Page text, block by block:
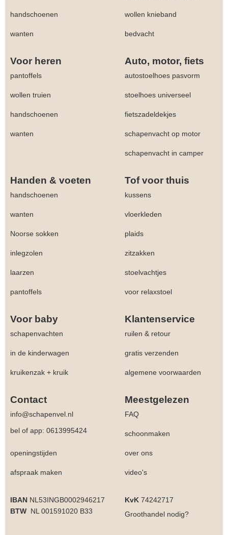
handschoenen wollen knieband
wanten bedvacht
Voor heren Auto, motor, fiets
pantoffels autostoelhoes pasvorm
wollen truien stoelhoes universeel
handschoenen fietszadeldekjes
wanten schapenvacht op motor
schapenvacht in camper
Handen & voeten Tof voor thuis
handschoenen kussens
wanten vloerkleden
Noorse sokken plaids
inlegzolen zitzakken
laarzen stoelvachtjes
pantoffels voor relaxstoel
Voor baby Klantenservice
schapenvachten ruilen & retour
in de kinderwagen gratis verzenden
kruikenzak + kruik algemene voorwaarden
Contact Meestgelezen
info@schapenvel.nl
FAQ
bel of app: 0613995424
schoonmaken
openingstijden over ons
afspraak maken video's
IBAN NL53INGB0002946217 KvK 74242717
BTW NL 001591020 B33 Groothandel nodig?